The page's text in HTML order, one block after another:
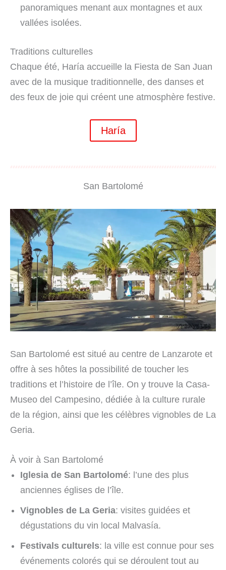
panoramiques menant aux montagnes et aux
vallées isolées.
Traditions culturelles
Chaque été, Haría accueille la Fiesta de San Juan
avec de la musique traditionnelle, des danses et
des feux de joie qui créent une atmosphère festive.
Haría
San Bartolomé
San Bartolomé est situé au centre de Lanzarote et
offre à ses hôtes la possibilité de toucher les
traditions et l’histoire de l’île. On y trouve la Casa-
Museo del Campesino, dédiée à la culture rurale
de la région, ainsi que les célèbres vignobles de La
Geria.
À voir à San Bartolomé
Iglesia de San Bartolomé: l’une des plus
anciennes églises de l’île.
Vignobles de La Geria: visites guidées et
dégustations du vin local Malvasía.
Festivals culturels: la ville est connue pour ses
événements colorés qui se déroulent tout au